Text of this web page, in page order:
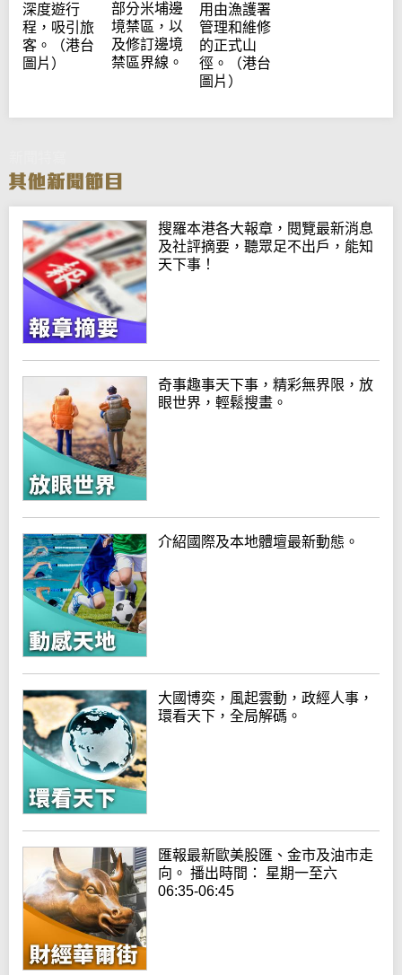
深度遊行
程，吸引旅
客。（港台
圖片）
部分米埔邊
境禁區，以
及修訂邊境
禁區界線。
用由漁護署
管理和維修
的正式山
徑。（港台
圖片）
搜羅本港各大報章，閱覽最新消息
及社評摘要，聽眾足不出戶，能知
天下事！
奇事趣事天下事，精彩無界限，放
眼世界，輕鬆搜畫。
介紹國際及本地體壇最新動態。
大國博奕，風起雲動，政經人事，
環看天下，全局解碼。
匯報最新歐美股匯、金市及油市走
向。 播出時間： 星期一至六
06:35-06:45